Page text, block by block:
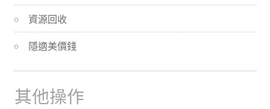
資源回收
隱適美價錢
其他操作